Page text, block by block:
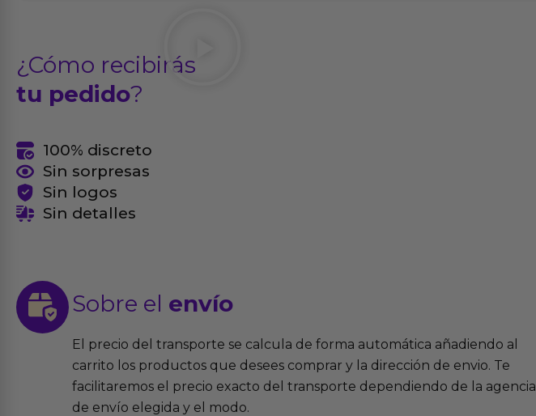
¿Cómo recibirás
tu pedido?
100% discreto
Sin sorpresas
Sin logos
Sin detalles
Sobre el envío
El precio del transporte se calcula de forma automática añadiendo al
carrito los productos que desees comprar y la dirección de envio. Te
facilitaremos el precio exacto del transporte dependiendo de la agencia
de envío elegida y el modo.